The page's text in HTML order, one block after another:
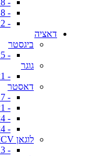
- 2007-2018 (JK)
- 2018+ (JL)
- 2022+ (4xe הייבריד)
דאציה
ביגסטר
- 2025+
גוגר
- 2021+
דאסטר
- 2010-2017
- 2018-2021
- 2021-2024
- 2024+
לוגאן MCV
- 2013+